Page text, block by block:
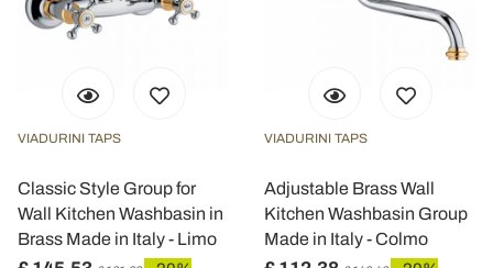
VIADURINI TAPS
Classic Style Group for
Wall Kitchen Washbasin in
Brass Made in Italy - Limo
VIADURINI TAPS
Adjustable Brass Wall
Kitchen Washbasin Group
Made in Italy - Colmo